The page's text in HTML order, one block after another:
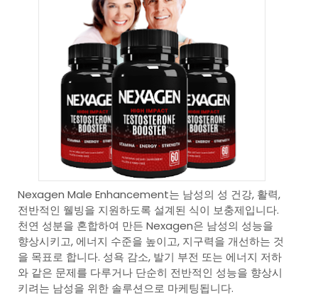
Nexagen Male Enhancement는 남성의 성 건강, 활력,
전반적인 웰빙을 지원하도록 설계된 식이 보충제입니다.
천연 성분을 혼합하여 만든 Nexagen은 남성의 성능을
향상시키고, 에너지 수준을 높이고, 지구력을 개선하는 것
을 목표로 합니다. 성욕 감소, 발기 부전 또는 에너지 저하
와 같은 문제를 다루거나 단순히 전반적인 성능을 향상시
키려는 남성을 위한 솔루션으로 마케팅됩니다.